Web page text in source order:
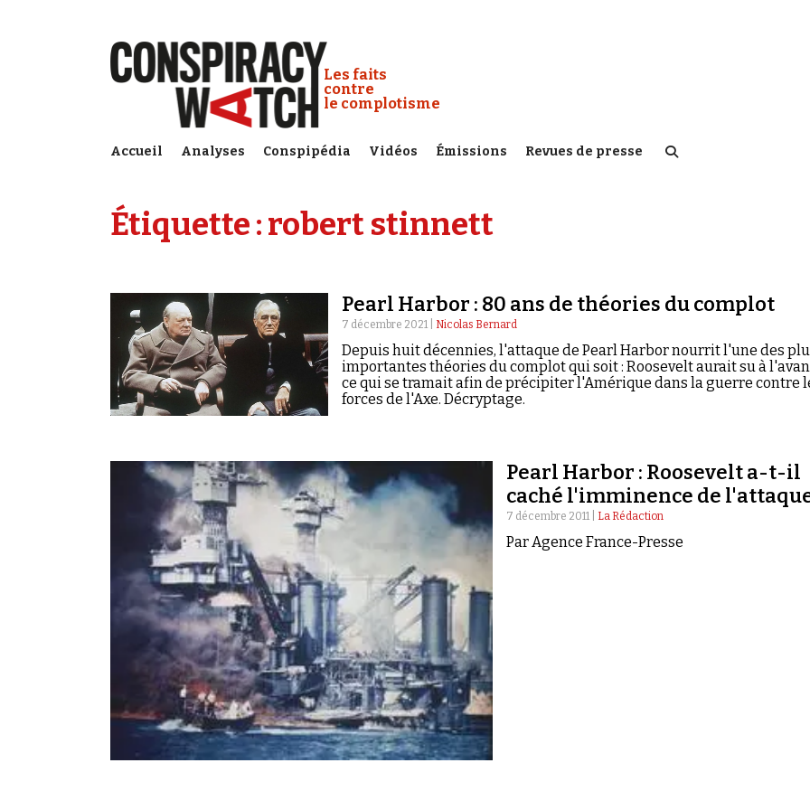
Conspiracy Watch :
Les faits
contre
le complotisme
Accueil Analyses Conspipédia Vidéos Émissions Revues de presse
Étiquette :robert stinnett
Pearl Harbor : 80 ans de théories du complot
7 décembre 2021 | Nicolas Bernard
Depuis huit décennies, l'attaque de Pearl Harbor nourrit l'une des
importantes théories du complot qui soit : Roosevelt aurait su à
ce qui se tramait afin de précipiter l'Amérique dans la guerre contre
forces de l'Axe. Décryptage.
Pearl Harbor : Roosevelt a-t-il
caché l'imminence de
7 décembre 2011 | La Rédaction
Par Agence France-Presse